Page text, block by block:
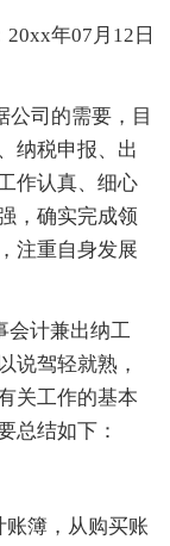
20xx年07月12日
司的需要，目
纳税申报、出
作认真、细心
，确实完成领
注重自身发展
会计兼出纳工
说驾轻就熟，
关工作的基本
总结如下：
账簿，从购买账